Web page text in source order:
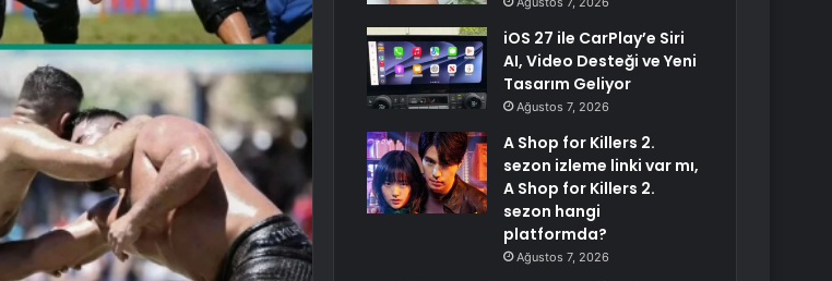
iOS 27 ile CarPlay’e Siri
AI, Video Desteği ve Yeni
Tasarım Geliyor
Ağustos 7, 2026
A Shop for Killers 2.
sezon izleme linki var mı,
A Shop for Killers 2.
sezon hangi
platformda?
Ağustos 7, 2026